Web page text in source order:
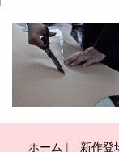
ホーム | 新作登